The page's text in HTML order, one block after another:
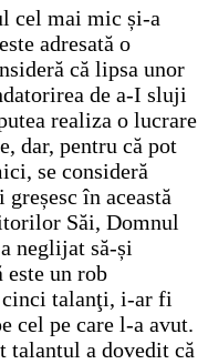
cel mai mic și-a
adresată o
că lipsa unor
de a-I sluji
realiza o lucrare
dar, pentru că pot
se consideră
în această
Săi, Domnul
neglijat să-și
este un rob
talanţi, i-ar fi
cel pe care l-a avut.
a dovedit că